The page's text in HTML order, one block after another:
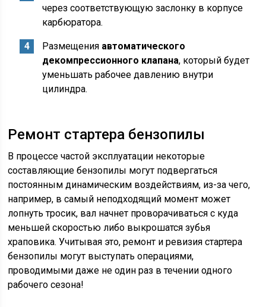
через соответствующую заслонку в корпусе
карбюратора.
Размещения автоматического
декомпрессионного клапана, который будет
уменьшать рабочее давлению внутри
цилиндра.
Ремонт стартера бензопилы
В процессе частой эксплуатации некоторые
составляющие бензопилы могут подвергаться
постоянным динамическим воздействиям, из-за чего,
например, в самый неподходящий момент может
лопнуть тросик, вал начнет проворачиваться с куда
меньшей скоростью либо выкрошатся зубья
храповика. Учитывая это, ремонт и ревизия стартера
бензопилы могут выступать операциями,
проводимыми даже не один раз в течении одного
рабочего сезона!